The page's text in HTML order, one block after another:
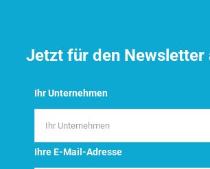
Jetzt für den Newsletter
Ihr Unternehmen
Ihre E-Mail-Adresse